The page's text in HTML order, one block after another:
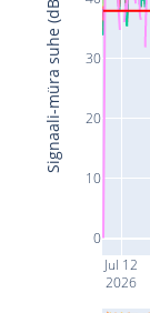
Jul 12
2026
0
10
20
30
Signaali-müra suhe (dB)